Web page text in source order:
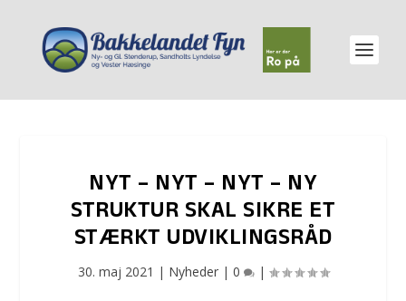
NYT – NYT – NYT – NY
STRUKTUR SKAL SIKRE ET
STÆRKT UDVIKLINGSRÅD
30. maj 2021 | Nyheder| 0 |